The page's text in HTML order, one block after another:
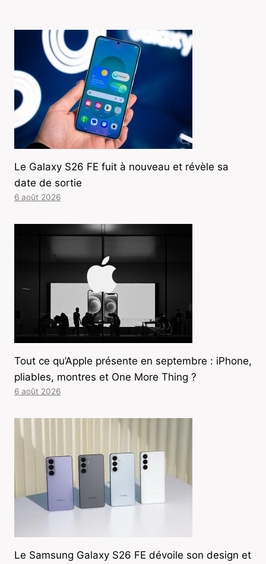
Le Galaxy S26 FE fuit à nouveau et révèle sa
date de sortie
6 août 2026
Tout ce qu’Apple présente en septembre : iPhone,
pliables, montres et One More Thing ?
6 août 2026
Le Samsung Galaxy S26 FE dévoile son design et